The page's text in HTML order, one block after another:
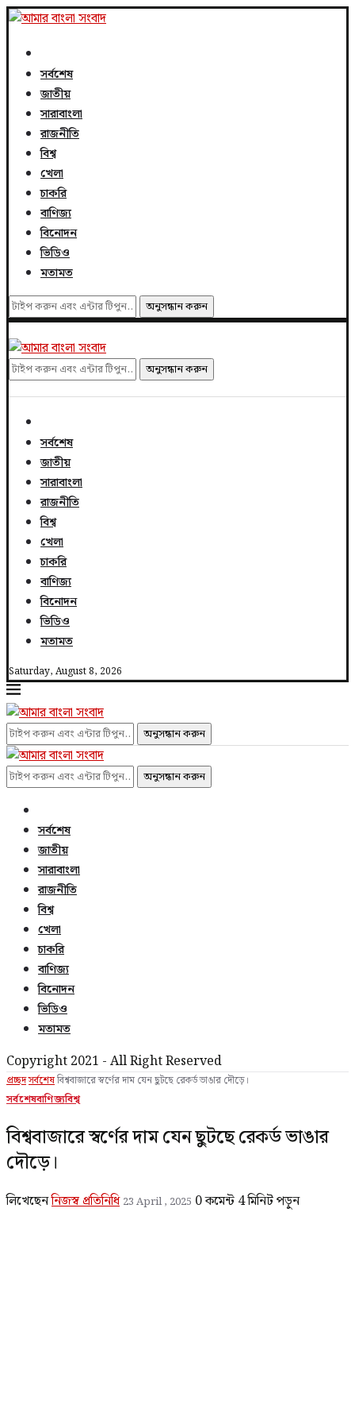
সর্বশেষ
জাতীয়
সারাবাংলা
রাজনীতি
বিশ্ব
খেলা
চাকরি
বাণিজ্য
বিনোদন
ভিডিও
মতামত
অনুসন্ধান করুন
অনুসন্ধান করুন
সর্বশেষ
জাতীয়
সারাবাংলা
রাজনীতি
বিশ্ব
খেলা
চাকরি
বাণিজ্য
বিনোদন
ভিডিও
মতামত
Saturday, August 8, 2026
অনুসন্ধান করুন
অনুসন্ধান করুন
সর্বশেষ
জাতীয়
সারাবাংলা
রাজনীতি
বিশ্ব
খেলা
চাকরি
বাণিজ্য
বিনোদন
ভিডিও
মতামত
Copyright 2021 - All Right Reserved
প্রচ্ছদসর্বশেষবিশ্ববাজারে স্বর্ণের দাম যেন ছুটছে রেকর্ড ভাঙার দৌড়ে।
সর্বশেষবাণিজ্যবিশ্ব
বিশ্ববাজারে স্বর্ণের দাম যেন ছুটছে রেকর্ড ভাঙার
দৌড়ে।
লিখেছেননিজস্ব প্রতিনিধি 23 April , 2025 0 কমেন্ট 4 মিনিট পড়ুন